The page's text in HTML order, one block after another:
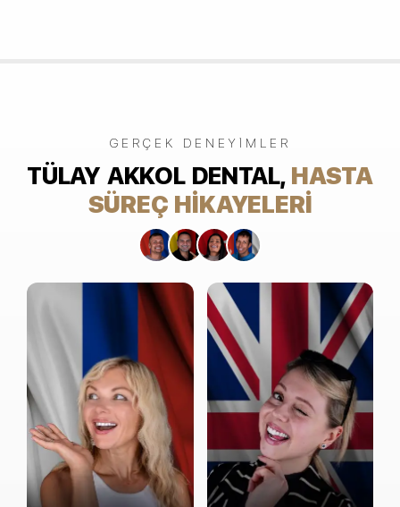
GERÇEK DENEYIMLER
TÜLAY AKKOL DENTAL, HASTA
SÜREÇ HIKAYELERI